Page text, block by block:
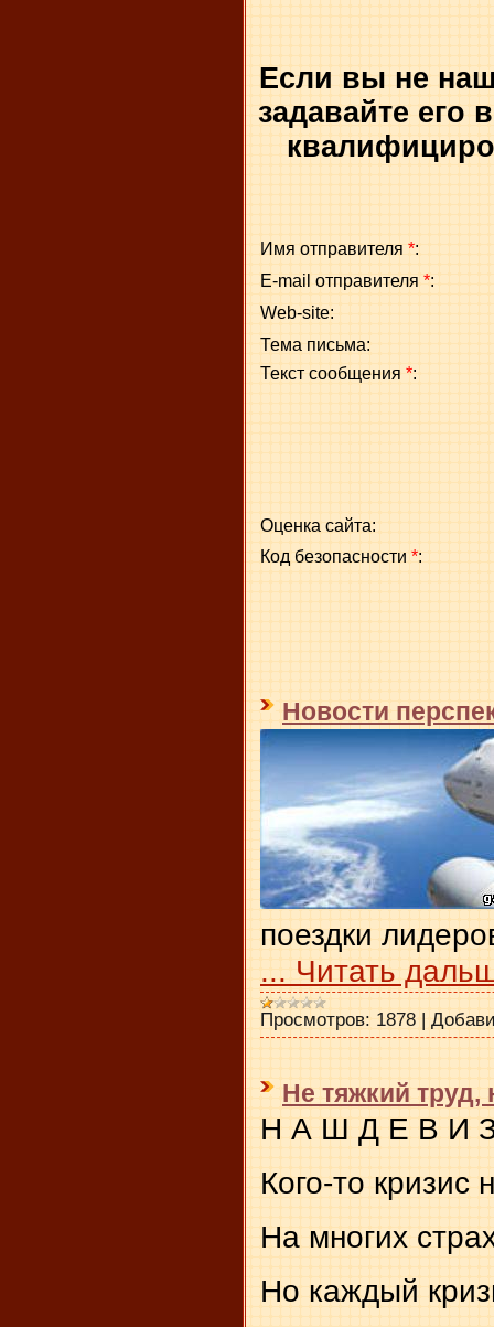
Если вы не
задавайте его
Имя отправителя *:
E-mail отправителя *:
Web-site:
Тема письма:
Текст сообщения *:
Оценка сайта:
Код безопасности *:
Новости
поездки
... Читать
Просмотров: 1878 |
Не тяжкий
Н А Ш Д Е В И
Кого-то кризис
На многих
Но каждый